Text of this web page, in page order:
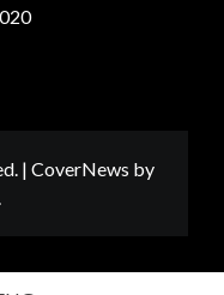
| CoverNews by